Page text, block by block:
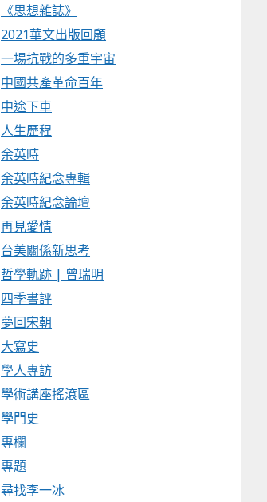
《思想雜誌》
2021華文出版回顧
一場抗戰的多重宇宙
中國共產革命百年
中途下車
人生歷程
余英時
余英時紀念專輯
余英時紀念論壇
再見愛情
台美關係新思考
哲學軌跡 | 曾瑞明
四季書評
夢回宋朝
大寫史
學人專訪
學術講座搖滾區
學門史
專欄
專題
尋找李一冰